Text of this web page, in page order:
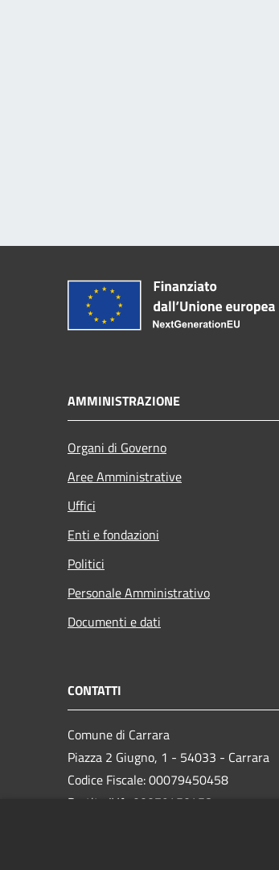
AMMINISTRAZIONE
Organi di Governo
Aree Amministrative
Uffici
Enti e fondazioni
Politici
Personale Amministrativo
Documenti e dati
CONTATTI
Comune di Carrara
Piazza 2 Giugno, 1 - 54033 - Carrara
Codice Fiscale: 00079450458
Partita IVA: 00079450458